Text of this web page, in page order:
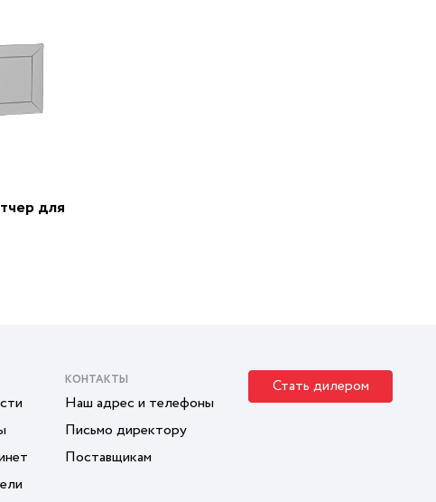
для
КОНТАКТЫ
Наш адрес и телефоны
Письмо директору
Поставщикам
Стать дилером